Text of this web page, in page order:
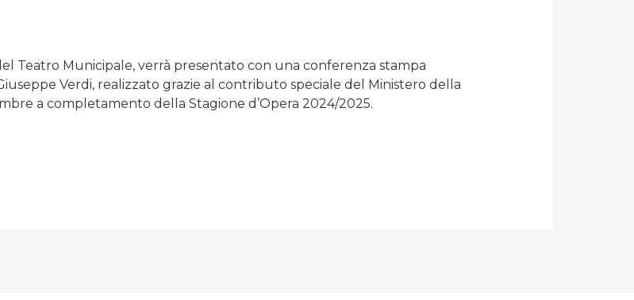
Teatro Municipale, verrà presentato con una conferenza stampa
Verdi, realizzato grazie al contributo speciale del Ministero della
a completamento della Stagione d’Opera 2024/2025.